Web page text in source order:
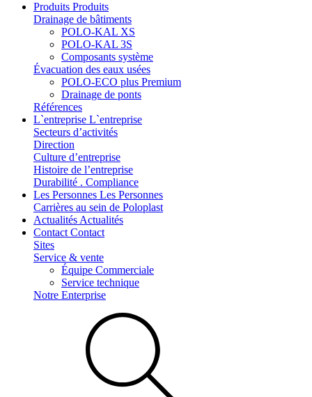
Produits Produits
Drainage de bâtiments
POLO-KAL XS
POLO-KAL 3S
Composants système
Évacuation des eaux usées
POLO-ECO plus Premium
Drainage de ponts
Références
L`entreprise L`entreprise
Secteurs d’activités
Direction
Culture d’entreprise
Histoire de l’entreprise
Durabilité . Compliance
Les Personnes Les Personnes
Carrières au sein de Poloplast
Actualités Actualités
Contact Contact
Sites
Service & vente
Équipe Commerciale
Service technique
Notre Enterprise